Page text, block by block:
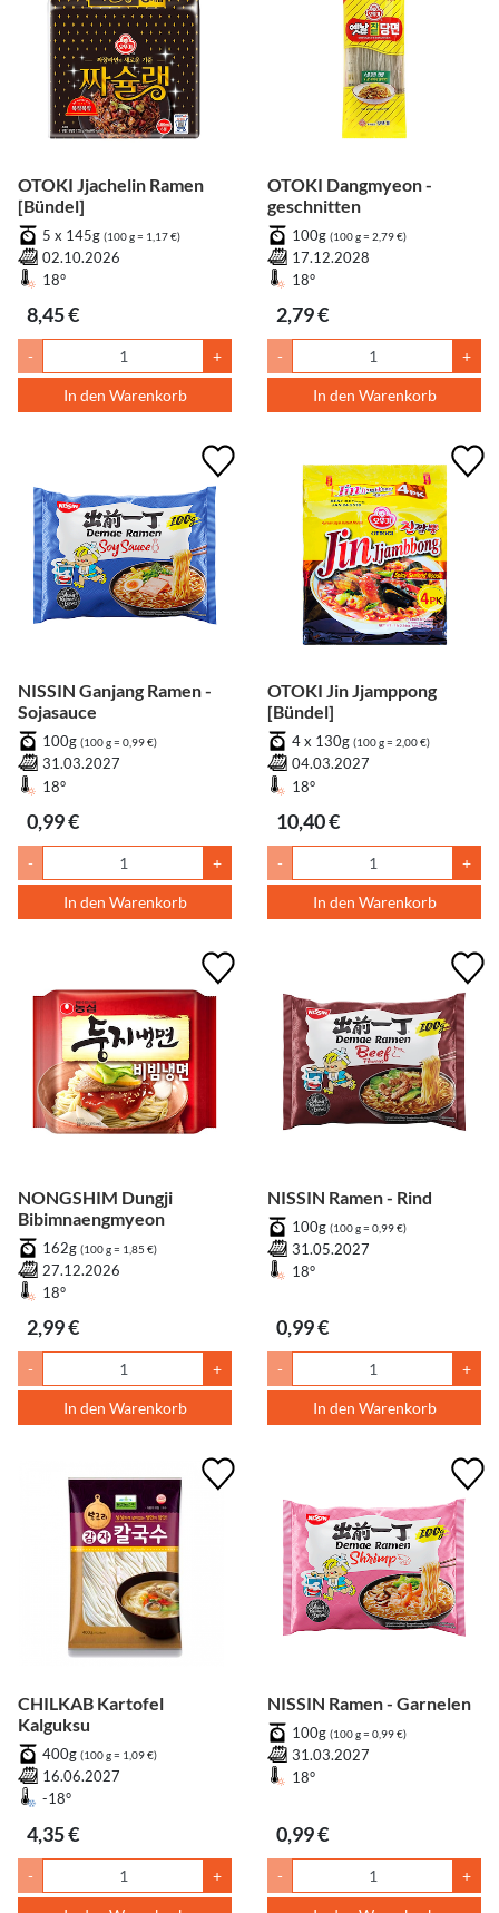
OTOKI Jjachelin Ramen
[Bündel]
5 x 145g (100 g = 1,17 €)
02.10.2026
18°
8,45 €
- +
In den Warenkorb
OTOKI Dangmyeon -
geschnitten
100g (100 g = 2,79 €)
17.12.2028
18°
2,79 €
- +
In den Warenkorb
NISSIN Ganjang Ramen -
Sojasauce
100g (100 g = 0,99 €)
31.03.2027
18°
0,99 €
- +
In den Warenkorb
OTOKI Jin Jjamppong
[Bündel]
4 x 130g (100 g = 2,00 €)
04.03.2027
18°
10,40 €
- +
In den Warenkorb
NONGSHIM Dungji
Bibimnaengmyeon
162g (100 g = 1,85 €)
27.12.2026
18°
2,99 €
- +
In den Warenkorb
NISSIN Ramen - Rind
100g (100 g = 0,99 €)
31.05.2027
18°
0,99 €
- +
In den Warenkorb
CHILKAB Kartofel
Kalguksu
400g (100 g = 1,09 €)
16.06.2027
-18°
4,35 €
- +
NISSIN Ramen - Garnelen
100g (100 g = 0,99 €)
31.03.2027
18°
0,99 €
- +